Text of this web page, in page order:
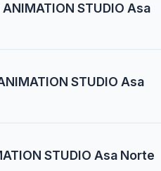
STUDIO Asa
STUDIO Asa
STUDIO Asa Norte